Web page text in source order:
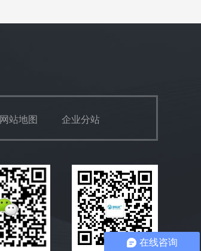
网站地图 企业分站
在线咨询